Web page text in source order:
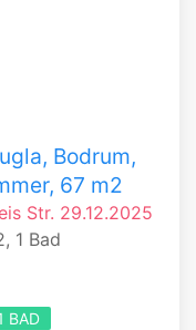
Bodrum,
67 m2
Str. 29.12.2025
1 Bad
BAD